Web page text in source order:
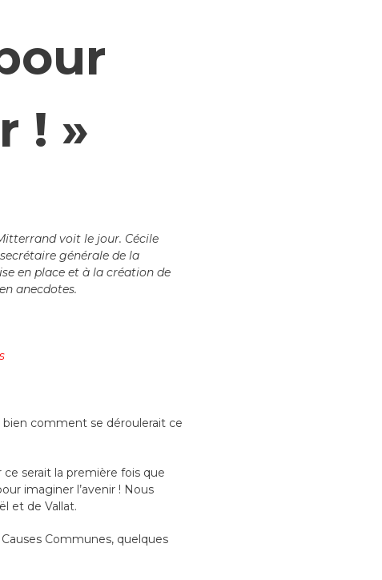
! »
voit le jour. Cécile
générale de la
en place et à la création de
anecdotes.
bien comment se déroulerait ce
serait la première fois que
imaginer l’avenir ! Nous
et de Vallat.
Communes, quelques